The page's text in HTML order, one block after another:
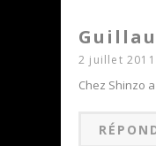
2 juillet 2011
Chez Shinzo